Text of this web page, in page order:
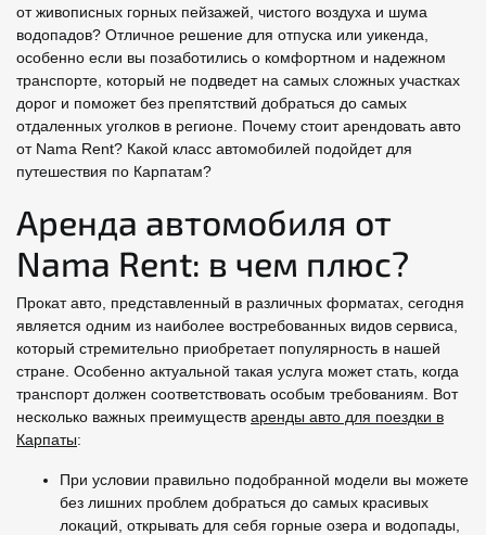
от живописных горных пейзажей, чистого воздуха и шума
водопадов? Отличное решение для отпуска или уикенда,
особенно если вы позаботились о комфортном и надежном
транспорте, который не подведет на самых сложных участках
дорог и поможет без препятствий добраться до самых
отдаленных уголков в регионе. Почему стоит арендовать авто
от Nama Rent? Какой класс автомобилей подойдет для
путешествия по Карпатам?
Аренда автомобиля от
Nama Rent: в чем плюс?
Прокат авто, представленный в различных форматах, сегодня
является одним из наиболее востребованных видов сервиса,
который стремительно приобретает популярность в нашей
стране. Особенно актуальной такая услуга может стать, когда
транспорт должен соответствовать особым требованиям. Вот
несколько важных преимуществ аренды авто для поездки в
Карпаты:
При условии правильно подобранной модели вы можете
без лишних проблем добраться до самых красивых
локаций, открывать для себя горные озера и водопады,